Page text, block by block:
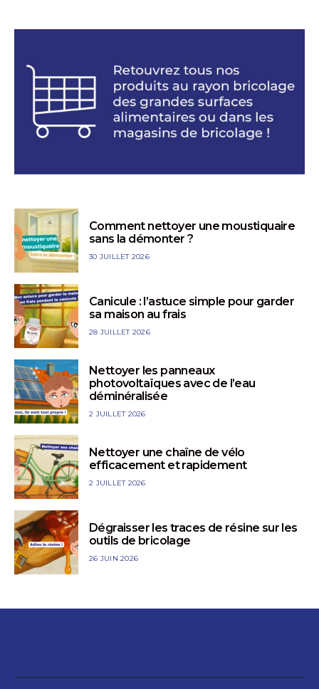
Comment nettoyer une moustiquaire
sans la démonter ?
30 JUILLET 2026
Canicule : l’astuce simple pour garder
sa maison au frais
28 JUILLET 2026
Nettoyer les panneaux
photovoltaïques avec de l’eau
déminéralisée
2 JUILLET 2026
Nettoyer une chaîne de vélo
efficacement et rapidement
2 JUILLET 2026
Dégraisser les traces de résine sur les
outils de bricolage
26 JUIN 2026